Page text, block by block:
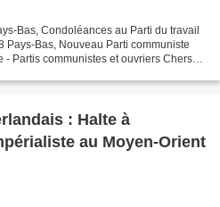
Bas, Condoléances au Parti du travail
Pays-Bas, Nouveau Parti communiste
- Partis communistes et ouvriers Chers
: Halte à
au Moyen-Orient